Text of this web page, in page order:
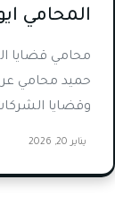
المحامي
محامي قضايا
حميد محامي
وقضايا
يناير 20, 2026